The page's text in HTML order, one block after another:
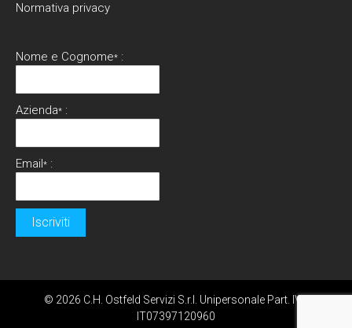
Normativa privacy
Nome e Cognome* :
Azienda* :
Email* :
© 2026 C.H. Ostfeld Servizi S.r.l. Unipersonale Part. IVA
IT07397120960